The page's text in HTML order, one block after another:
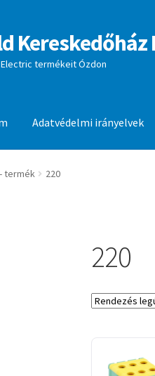
Kereskedőház
termékeit Ózdon
Adatvédelmi irányelvek
irányelvek
termék 220
220